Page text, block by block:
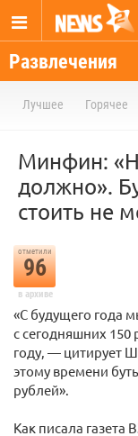
Развлечения
Лучшее Горячее
Минфин:
должно».
стоить не
отметили
96
в архиве
«С будущего года
с сегодняшних 150
году, — цитирует
этому времени
рублей».
Как писала